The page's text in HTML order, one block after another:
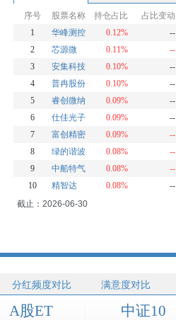
序号 股票名称 持仓占比 占比变动
1
华峰测控 0.12% --
2
芯源微 0.11% --
3
安集科技 0.10% --
4
普冉股份 0.10% --
5
睿创微纳 0.09% --
6
仕佳光子 0.09% --
7
富创精密 0.09% --
8
绿的谐波 0.08% --
9
中船特气 0.08% --
10
精智达 0.08% --
截止：2026-06-30
分红频度对比 满意度对比
A股ET 中证10